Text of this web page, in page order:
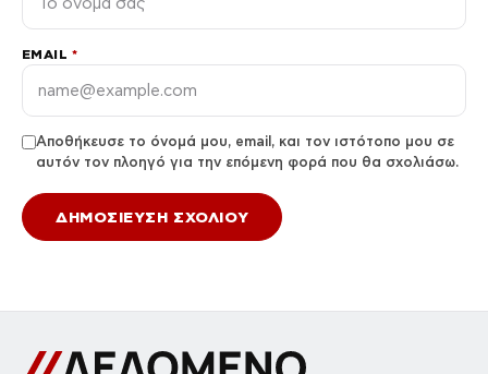
EMAIL *
Αποθήκευσε το όνομά μου, email, και τον ιστότοπο μου σε
αυτόν τον πλοηγό για την επόμενη φορά που θα σχολιάσω.